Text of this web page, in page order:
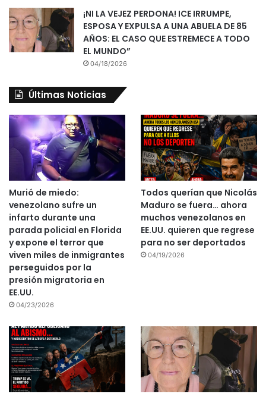
¡NI LA VEJEZ PERDONA! ICE IRRUMPE,
ESPOSA Y EXPULSA A UNA ABUELA DE 85
AÑOS: EL CASO QUE ESTREMECE A TODO
EL MUNDO”
04/18/2026
Últimas Noticias
Murió de miedo:
venezolano sufre un
infarto durante una
parada policial en Florida
y expone el terror que
viven miles de inmigrantes
perseguidos por la
presión migratoria en
EE.UU.
04/23/2026
Todos querían que Nicolás
Maduro se fuera… ahora
muchos venezolanos en
EE.UU. quieren que regrese
para no ser deportados
04/19/2026